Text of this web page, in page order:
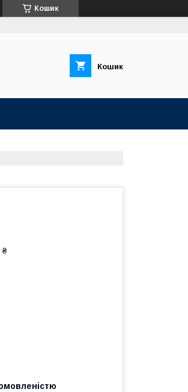
Кошик
Кошик
₴